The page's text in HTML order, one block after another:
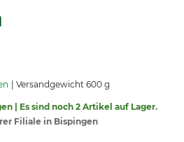
Versandgewicht 600 g
| Es sind noch 2 Artikel auf Lager.
Filiale in Bispingen